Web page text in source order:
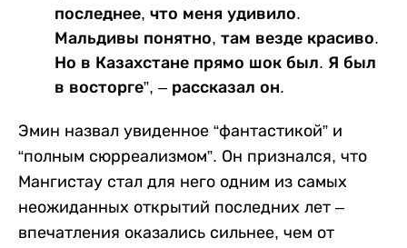
последнее, что меня удивило.
Мальдивы понятно, там везде красиво.
Но в Казахстане прямо шок был. Я был
в восторге”, – рассказал он.
Эмин назвал увиденное “фантастикой” и
“полным сюрреализмом”. Он признался, что
Мангистау стал для него одним из самых
неожиданных открытий последних лет –
впечатления оказались сильнее, чем от